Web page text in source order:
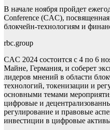
В начале ноября пройдет
Conference (CAC),
блокчейн-технологиям и
rbc.group
CAC 2024 состоится с 4 по 6
Майне, Германия, и соберет
лидеров мнений в области
технологий, токенизации и
основными темами
цифровые и
регулирование и правовые
инвестиции в цифровые